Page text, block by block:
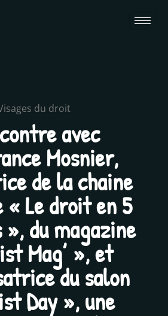
du droit
avec
Mosnier,
de la chaine
« Le droit en 5
du magazine
Mag’ », et
du salon
Day », une